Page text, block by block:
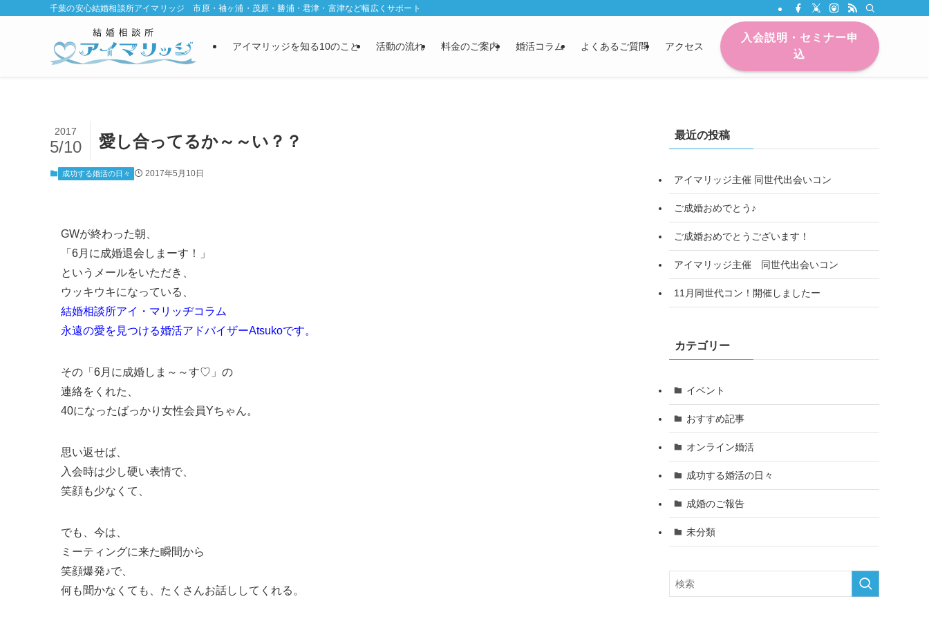
千葉の安心結婚相談所アイマリッジ 市原・袖ヶ浦・茂原・勝浦・君津・富津など幅広くサポート
アイマリッジを知る10のこと 活動の流れ 料金のご案内 婚活コラム よくあるご質問 アクセス
入会説明・セミナー申
込
愛し合ってるか～～い？？
2017
5/10
成功する婚活の日々 2017年5月10日
GWが終わった朝、
「6月に成婚退会しまーす！」
というメールをいただき、
ウッキウキになっている、
結婚相談所アイ・マリッヂコラム
永遠の愛を見つける婚活アドバイザーAtsukoです。
その「6月に成婚しま～～す♡」の
連絡をくれた、
40になったばっかり女性会員Yちゃん。
思い返せば、
入会時は少し硬い表情で、
笑顔も少なくて、
でも、今は、
ミーティングに来た瞬間から
笑顔爆発♪で、
何も聞かなくても、たくさんお話ししてくれる。
最近の投稿
アイマリッジ主催 同世代出会いコン
ご成婚おめでとう♪
ご成婚おめでとうございます！
アイマリッジ主催 同世代出会いコン
11月同世代コン！開催しましたー
カテゴリー
イベント
おすすめ記事
オンライン婚活
成功する婚活の日々
成婚のご報告
未分類